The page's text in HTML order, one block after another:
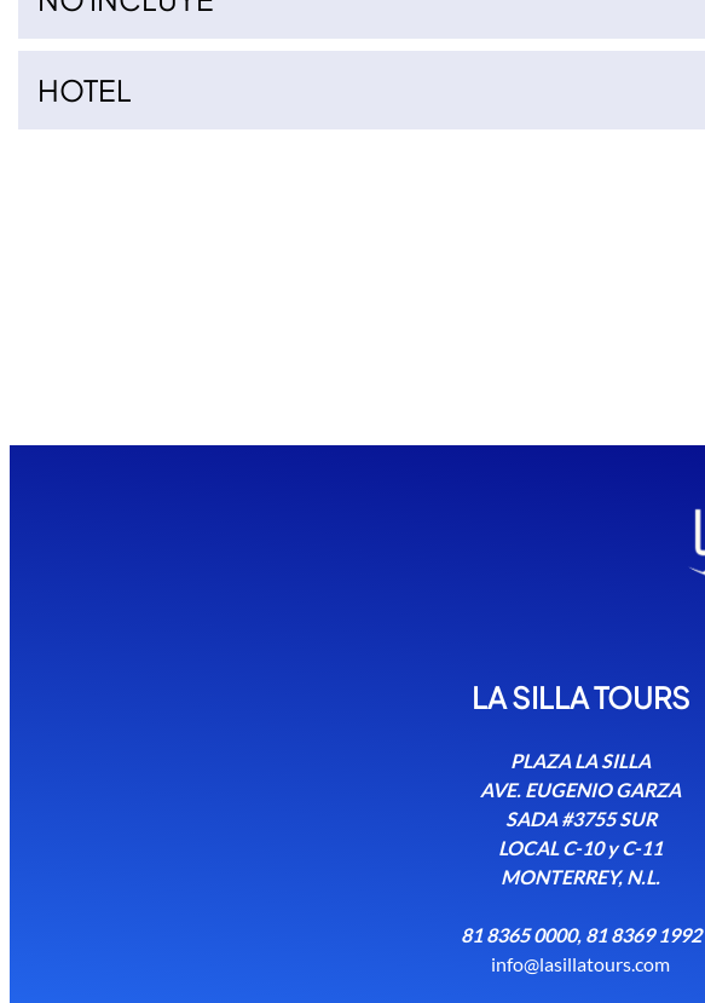
HOTEL
LA SILLA TOURS
PLAZA LA SILLA
AVE. EUGENIO GARZA
SADA #3755 SUR
LOCAL C-10 y C-11
MONTERREY, N.L.
81 8365 0000, 81 8369 1992
info@lasillatours.com